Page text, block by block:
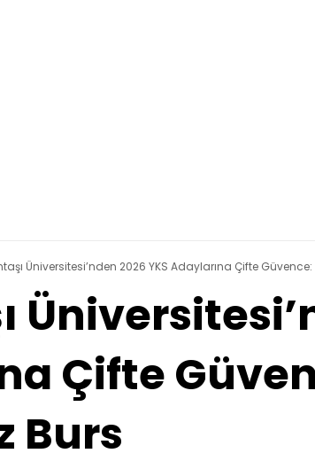
Üniversitesi’nden 2026 YKS Adaylarına Çifte
Çifte
Burs